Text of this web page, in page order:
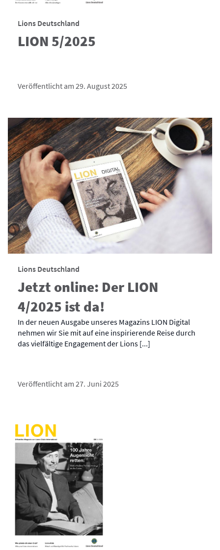
Lions Deutschland
LION 5/2025
Veröffentlicht am 29. August 2025
Lions Deutschland
Jetzt online: Der LION
4/2025 ist da!
In der neuen Ausgabe unseres Magazins LION Digital
nehmen wir Sie mit auf eine inspirierende Reise durch
das vielfältige Engagement der Lions [...]
Veröffentlicht am 27. Juni 2025